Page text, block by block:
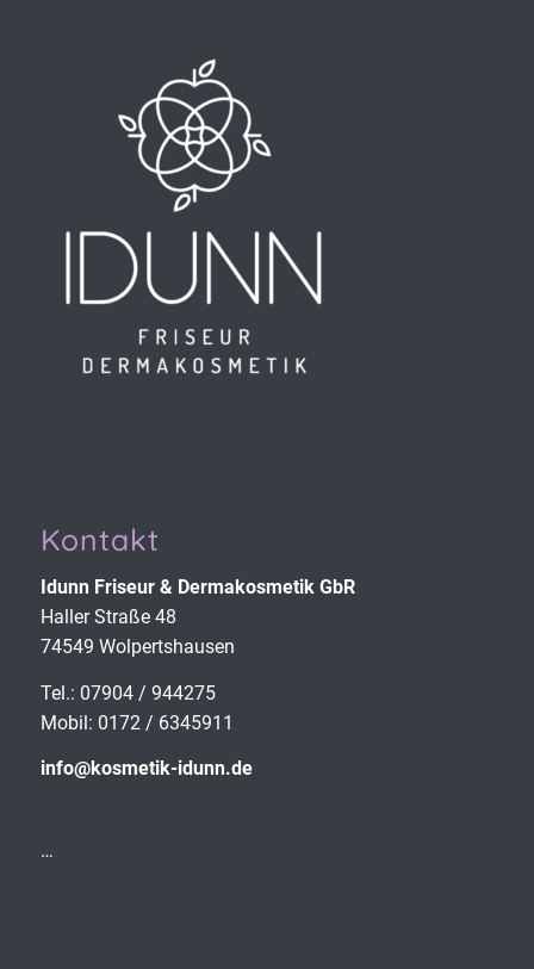
Kontakt
Idunn Friseur & Derma­kosmetik GbR
Haller Straße 48
74549 Wolpertshausen
Tel.: 07904 / 944275
Mobil: 0172 / 6345911
info@kosmetik-idunn.de
…